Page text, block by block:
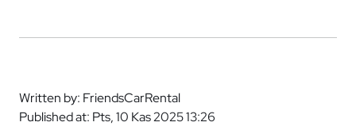
Written by: FriendsCarRental
Published at: Pts, 10 Kas 2025 13:26